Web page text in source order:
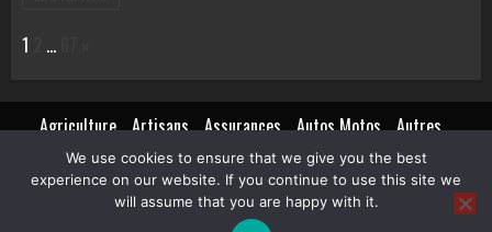
Page:
1 …
Agriculture Artisans Assurances Autos Motos Autres
Beauté
Bons plans Finances Immobilier Mariages Mode
Pratique Santé services entreprises
Sports et loisirs
Transports de personnes
Trucs de filles
We use cookies to ensure that we give you the best
experience on our website. If you continue to use this site we
will assume that you are happy with it.